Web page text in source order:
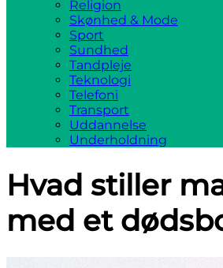
Religion
Skønhed & Mode
Sport
Sundhed
Tandpleje
Teknologi
Telefoni
Transport
Uddannelse
Underholdning
Hvad stiller
med et